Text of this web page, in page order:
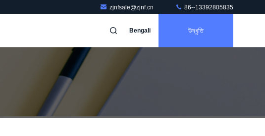
zjnfsale@zjnf.cn 86--13392805835
Bengali উদ্ধৃতি